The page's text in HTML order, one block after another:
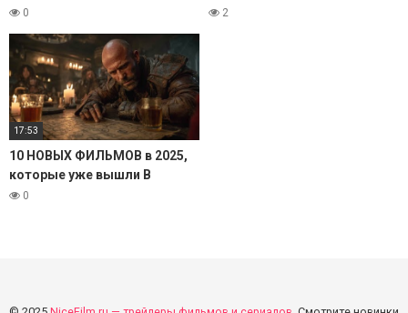
ХОРОШЕМ КАЧЕСТВЕ. 2025
0
ХОРОШЕМ КАЧЕСТВЕ. 2025
2
17:53
10 НОВЫХ ФИЛЬМОВ в 2025,
которые уже вышли В
ХОРОШЕМ КАЧЕСТВЕ!
0